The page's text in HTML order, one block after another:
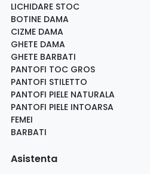
LICHIDARE STOC
BOTINE DAMA
CIZME DAMA
GHETE DAMA
GHETE BARBATI
PANTOFI TOC GROS
PANTOFI STILETTO
PANTOFI PIELE NATURALA
PANTOFI PIELE INTOARSA
FEMEI
BARBATI
Asistenta